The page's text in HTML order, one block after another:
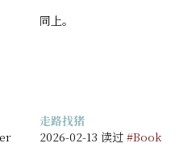
同上。
走路找猪
2026-02-13 读过 #Book